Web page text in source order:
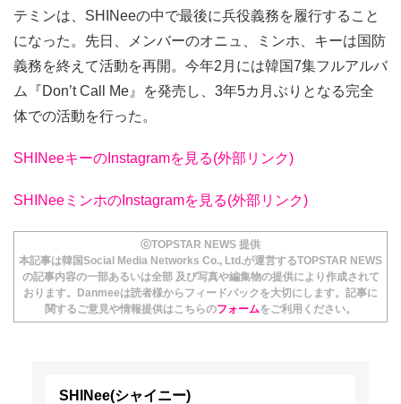
テミンは、SHINeeの中で最後に兵役義務を履行すること
になった。先日、メンバーのオニュ、ミンホ、キーは国防
義務を終えて活動を再開。今年2月には韓国7集フルアルバ
ム『Don’t Call Me』を発売し、3年5カ月ぶりとなる完全
体での活動を行った。
SHINeeキーのInstagramを見る(外部リンク)
SHINeeミンホのInstagramを見る(外部リンク)
ⓒTOPSTAR NEWS 提供
本記事は韓国Social Media Networks Co., Ltd.が運営するTOPSTAR NEWS
の記事内容の一部あるいは全部 及び写真や編集物の提供により作成されて
おります。Danmeeは読者様からフィードバックを大切にします。記事に
関するご意見や情報提供はこちらのフォームをご利用ください。
SHINee(シャイニー)